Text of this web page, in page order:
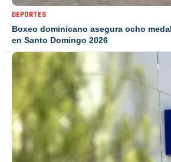
DEPORTES
Boxeo dominicano asegura ocho
en Santo Domingo 2026